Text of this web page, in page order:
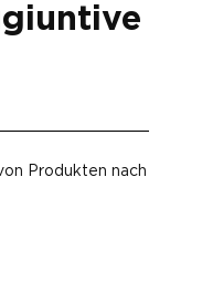
Produkten nach